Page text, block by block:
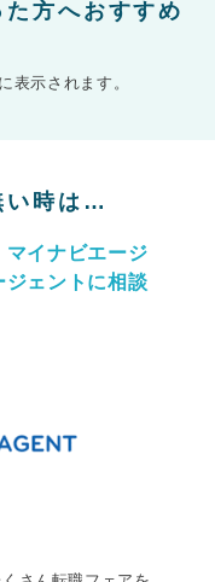
方へおすすめ
表示されます。
い時は…
マイナビエージ
ジェントに相談